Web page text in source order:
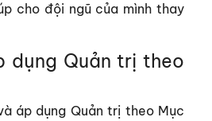
cho đội ngũ của mình thay
dụng Quản trị theo
áp dụng Quản trị theo Mục